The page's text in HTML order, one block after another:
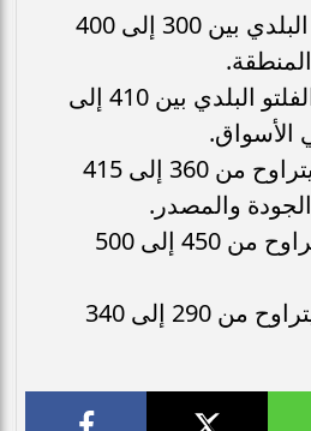
يتراوح سعر اللحم البلدي بين 300 إلى 400
يتراوح سعر عرق الفلتو البلدي بين 410 إلى
سعر لحم الكندوز يتراوح من 360 إلى 415
والمصدر.
سعر لحم الضأن يتراوح من 450 إلى 500
سعر لحم الجمال يتراوح من 290 إلى 340